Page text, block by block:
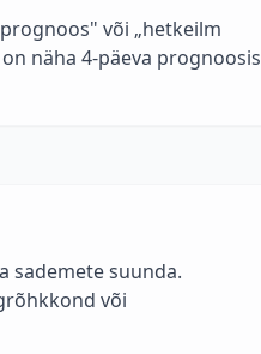
või „hetkeilm
näha 4-päeva prognoosis
sademete suunda.
või